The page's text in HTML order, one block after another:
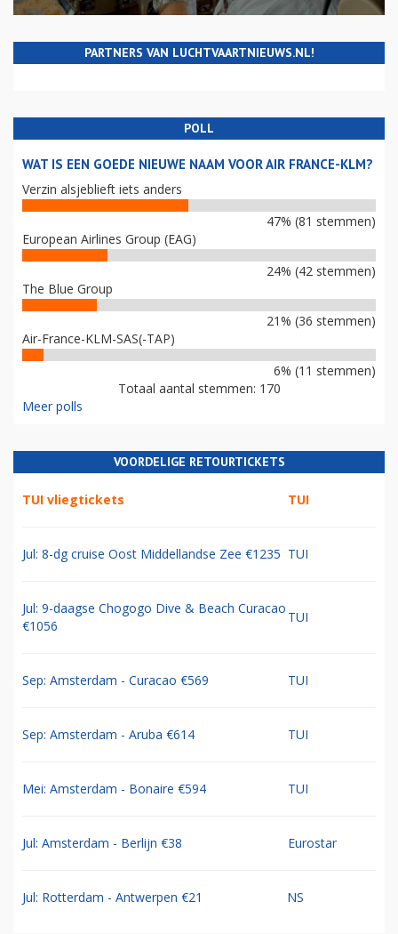
PARTNERS VAN LUCHTVAARTNIEUWS.NL!
POLL
WAT IS EEN GOEDE NIEUWE NAAM VOOR AIR FRANCE-KLM?
Verzin alsjeblieft iets anders
47% (81 stemmen)
European Airlines Group (EAG)
24% (42 stemmen)
The Blue Group
21% (36 stemmen)
Air-France-KLM-SAS(-TAP)
6% (11 stemmen)
Totaal aantal stemmen: 170
Meer polls
VOORDELIGE RETOURTICKETS
TUI vliegtickets TUI
Jul: 8-dg cruise Oost Middellandse Zee €1235 TUI
Jul: 9-daagse Chogogo Dive & Beach Curacao
€1056
TUI
Sep: Amsterdam - Curacao €569 TUI
Sep: Amsterdam - Aruba €614 TUI
Mei: Amsterdam - Bonaire €594 TUI
Jul: Amsterdam - Berlijn €38 Eurostar
Jul: Rotterdam - Antwerpen €21 NS